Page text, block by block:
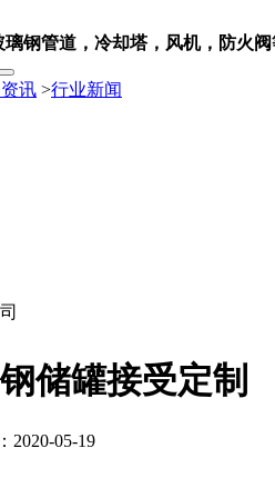
钢管道，冷却塔，风机，防火阀
讯 >行业新闻
储罐接受定制
2020-05-19